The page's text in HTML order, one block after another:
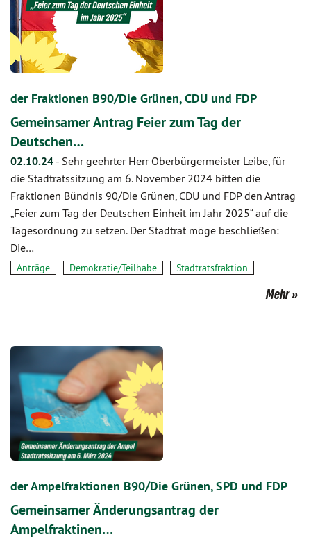
der Fraktionen B90/Die Grünen, CDU und FDP
Gemeinsamer Antrag Feier zum Tag der
Deutschen…
02.10.24 - Sehr geehrter Herr Oberbürgermeister Leibe, für
die Stadtratssitzung am 6. November 2024 bitten die
Fraktionen Bündnis 90/Die Grünen, CDU und FDP den Antrag
„Feier zum Tag der Deutschen Einheit im Jahr 2025“ auf die
Tagesordnung zu setzen. Der Stadtrat möge beschließen:
Die…
Anträge Demokratie/Teilhabe Stadtratsfraktion
Mehr
der Ampelfraktionen B90/Die Grünen, SPD und FDP
Gemeinsamer Änderungsantrag der
Ampelfraktinen…